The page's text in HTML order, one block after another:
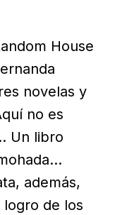
House
novelas y
no es
Un libro
además,
de los